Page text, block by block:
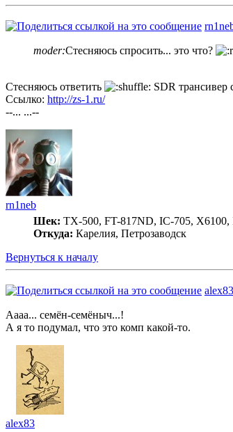
moder:Стесняюсь спросить... это что?
Стесняюсь ответить
SDR
Ссылко: http://zs-1.ru/
--... ...--
rn1neb
Шек: TX-500, FT-817ND, IC-705, X6100,
Откуда: Карелия, Петрозаводск
Вернуться к началу
alex83
Аааа... семён-семёныч...!
А я то подумал, что это комп какой-то.
alex83